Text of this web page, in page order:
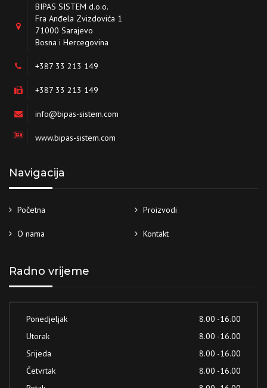
BIPAS SISTEM d.o.o.
Fra Anđela Zvizdovića 1
71000 Sarajevo
Bosna i Hercegovina
+387 33 213 149
+387 33 213 149
info@bipas-sistem.com
www.bipas-sistem.com
Navigacija
Početna Proizvodi
O nama Kontakt
Radno vrijeme
Ponedjeljak
8.00 -16.00
Utorak
8.00 -16.00
Srijeda
8.00 -16.00
Četvrtak
8.00 -16.00